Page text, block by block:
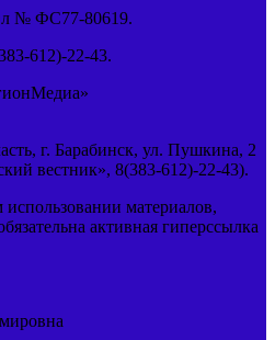
№ ФС77-80619.
612)-22-43.
г. Барабинск, ул. Пушкина, 2
вестник», 8(383-612)-22-43).
материалов,
активная гиперссылка